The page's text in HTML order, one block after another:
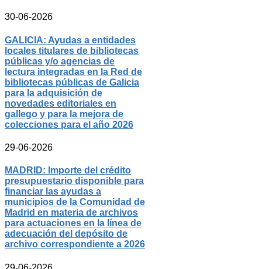
30-06-2026
GALICIA: Ayudas a entidades
locales titulares de bibliotecas
públicas y/o agencias de
lectura integradas en la Red de
bibliotecas públicas de Galicia
para la adquisición de
novedades editoriales en
gallego y para la mejora de
colecciones para el año 2026
29-06-2026
MADRID: Importe del crédito
presupuestario disponible para
financiar las ayudas a
municipios de la Comunidad de
Madrid en materia de archivos
para actuaciones en la línea de
adecuación del depósito de
archivo correspondiente a 2026